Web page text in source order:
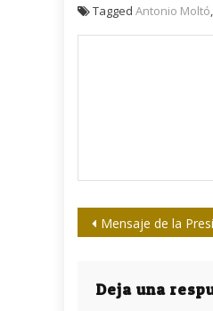
Tagged Antonio Moltó,
entradas
Mensaje de la Presidencia de
Deja una